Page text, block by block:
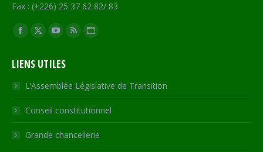
Fax : (+226) 25 37 62 82/ 83
Trouvez nous sur :
Facebook
opens
in
new
window
X
opens
in
new
window
YouTube
opens
in
new
window
RSS
in
new
window
Site
opens
in
new
LIENS UTILES
L’Assemblée Législative de Transition
Conseil constitutionnel
Grande chancellerie